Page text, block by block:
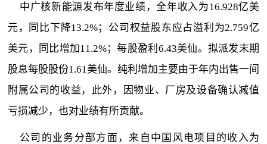
中广核新能源发布年度业绩，全年收入为16.928亿美
元，同比下降13.2%；公司权益股东应占溢利为2.759亿
美元，同比增加11.2%；每股盈利6.43美仙。拟派发末期
股息每股股份1.61美仙。纯利增加主要由于年内出售一间
附属公司的收益，此外，因物业、厂房及设备确认减值
亏损减少，也对业绩有所贡献。
公司的业务分部方面，来自中国风电项目的收入为